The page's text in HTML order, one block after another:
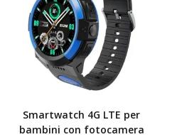
Smartwatch 4G LTE per
bambini con fotocamera